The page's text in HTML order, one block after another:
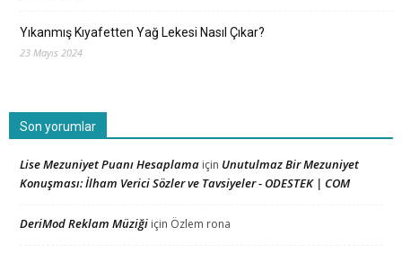
Yıkanmış Kıyafetten Yağ Lekesi Nasıl Çıkar?
23 Mayıs 2024
Son yorumlar
Lise Mezuniyet Puanı Hesaplama için Unutulmaz Bir Mezuniyet
Konuşması: İlham Verici Sözler ve Tavsiyeler - ODESTEK | COM
DeriMod Reklam Müziği için Özlem rona